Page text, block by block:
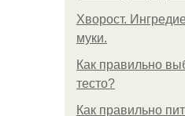
Хворост.
муки.
Как правильно
тесто?
Как правильно